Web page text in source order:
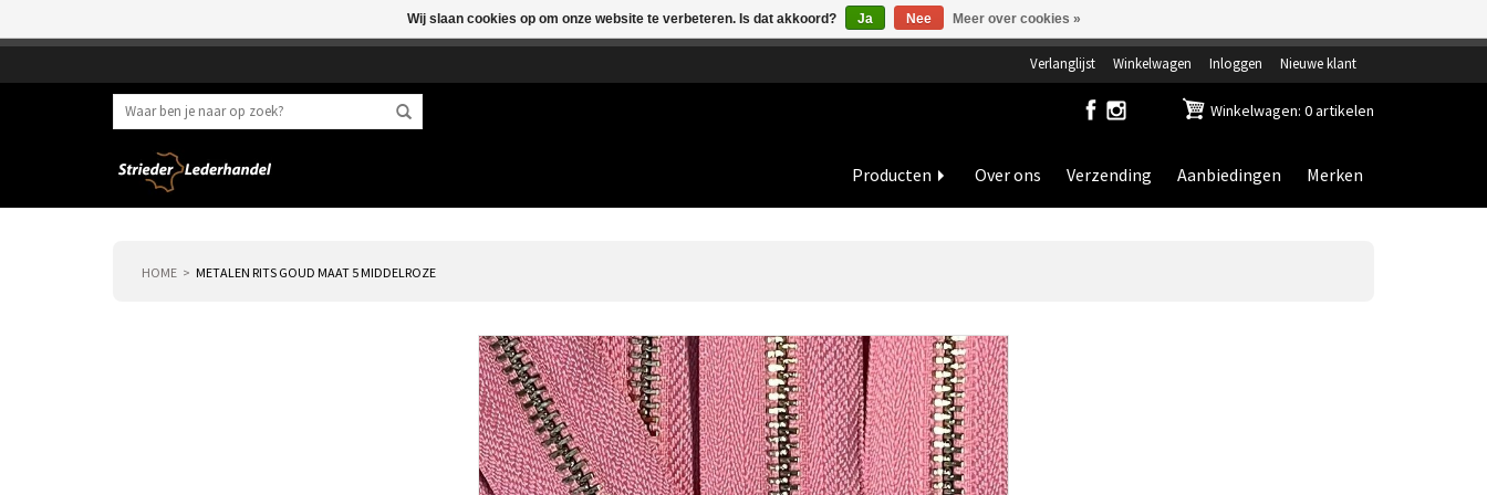
Verlanglijst Winkelwagen Inloggen Nieuwe klant
Winkelwagen: 0 artikelen
Producten Over ons Verzending Aanbiedingen Merken
HOME METALEN RITS GOUD MAAT 5 MIDDELROZE
Wij slaan cookies op om onze website te verbeteren. Is dat akkoord? Ja Nee Meer over cookies »
Beste klant, I.v.m. de vakantieperiode zijn wij in juli en augustus op dinsdag en woensdag gesloten.